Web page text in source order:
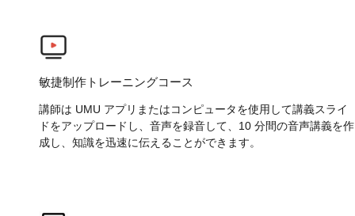
敏捷制作トレーニングコース
講師は UMU アプリまたはコンピュータを使用して講義スライ
ドをアップロードし、音声を録音して、10 分間の音声講義を作
成し、知識を迅速に伝えることができます。